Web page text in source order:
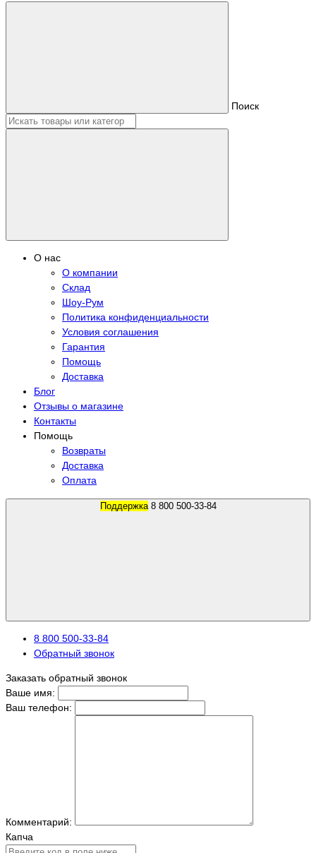
Поиск
О нас
О компании
Склад
Шоу-Рум
Политика конфиденциальности
Условия соглашения
Гарантия
Помощь
Доставка
Блог
Отзывы о магазине
Контакты
Помощь
Возвраты
Доставка
Оплата
Поддержка 8 800 500-33-84
8 800 500-33-84
Обратный звонок
Заказать обратный звонок
Ваше имя:
Ваш телефон:
Комментарий:
Капча